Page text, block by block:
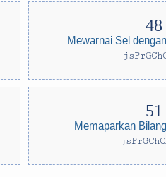
Mewarnai Sel
Memaparkan